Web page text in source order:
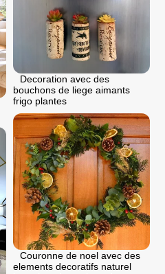
Decoration avec des
bouchons de liege aimants
frigo plantes
Couronne de noel avec des
elements decoratifs naturel